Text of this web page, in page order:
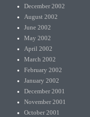
December 2002
August 2002
June 2002
May 2002
April 2002
March 2002
February 2002
January 2002
December 2001
November 2001
October 2001